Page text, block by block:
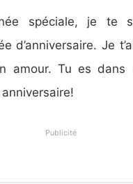
spéciale, je te
d’anniversaire. Je
amour. Tu es
Publicité